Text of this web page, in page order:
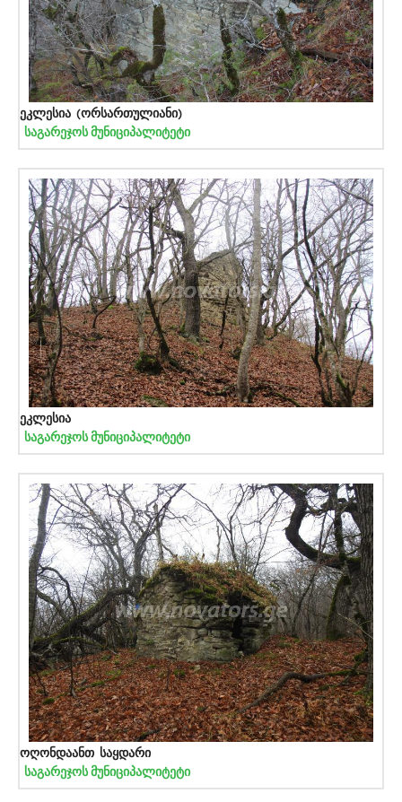
ეკლესია (ორსართულიანი)
საგარეჯოს მუნიციპალიტეტი
ეკლესია
საგარეჯოს მუნიციპალიტეტი
ოღონდაანთ საყდარი
საგარეჯოს მუნიციპალიტეტი